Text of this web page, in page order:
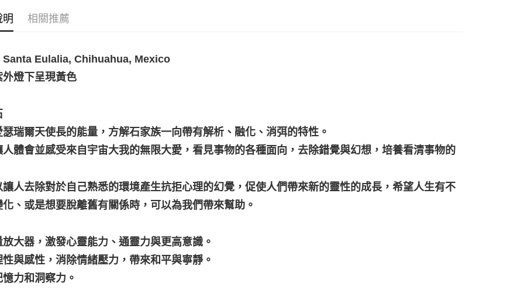
明 相關推薦
Santa Eulalia, Chihuahua, Mexico
外燈下呈現黃色
瑟瑞爾天使長的能量，方解石家族一向帶有解析、融化、消弭的特性。
人體會並感受來自宇宙大我的無限大愛，看見事物的各種面向，去除錯覺與幻想，培養看清事物的
讓人去除對於自己熟悉的環境產生抗拒心理的幻覺，促使人們帶來新的靈性的成長，希望人生有不
化、或是想要脫離舊有關係時，可以為我們帶來幫助。
放大器，激發心靈能力、通靈力與更高意識。
性與感性，消除情緒壓力，帶來和平與寧靜。
力和洞察力。